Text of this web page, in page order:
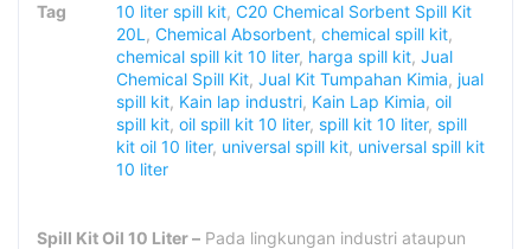
Tag 10 liter spill kit, C20 Chemical Sorbent Spill Kit
20L , Chemical Absorbent, chemical spill kit,
chemical spill kit 10 liter, harga spill kit, Jual
Chemical Spill Kit, Jual Kit Tumpahan Kimia, jual
spill kit, Kain lap industri, Kain Lap Kimia, oil
spill kit, oil spill kit 10 liter, spill kit 10 liter, spill
kit oil 10 liter, universal spill kit, universal spill kit
10 liter
Spill Kit Oil 10 Liter – Pada lingkungan industri ataupun